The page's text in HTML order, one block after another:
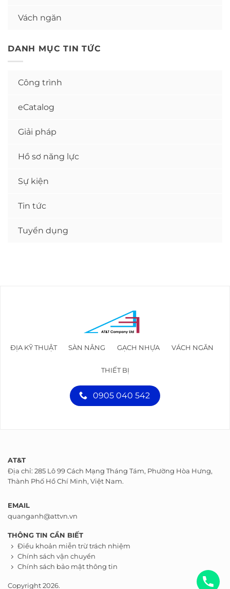
Vách ngăn
DANH MỤC TIN TỨC
Công trình
eCatalog
Giải pháp
Hồ sơ năng lực
Sự kiện
Tin tức
Tuyển dụng
ĐỊA KỸ THUẬT SÀN NÂNG GẠCH NHỰA VÁCH NGĂN
THIẾT BỊ
0905 040 542
AT&T
Địa chỉ: 285 Lô 99 Cách Mạng Tháng Tám, Phường Hòa Hưng,
Thành Phố Hồ Chí Minh, Việt Nam.
EMAIL
quanganh@attvn.vn
THÔNG TIN CẦN BIẾT
Điều khoản miễn trừ trách nhiệm
Chính sách vận chuyển
Chính sách bảo mật thông tin
Copyright 2026.